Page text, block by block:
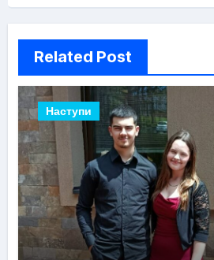
Related Post
Наступи